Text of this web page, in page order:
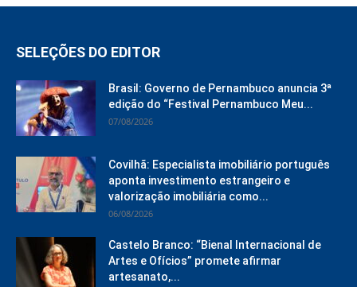
SELEÇÕES DO EDITOR
Brasil: Governo de Pernambuco anuncia 3ª
edição do “Festival Pernambuco Meu...
07/08/2026
Covilhã: Especialista imobiliário português
aponta investimento estrangeiro e
valorização imobiliária como...
06/08/2026
Castelo Branco: “Bienal Internacional de
Artes e Ofícios” promete afirmar
artesanato,...